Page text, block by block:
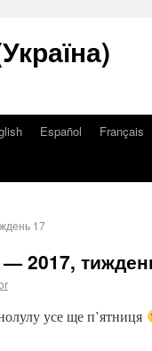
Español Français
17
2017,
усе ще п’ятниця